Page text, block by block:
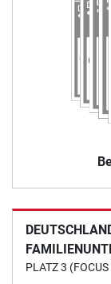
PLATZ 3